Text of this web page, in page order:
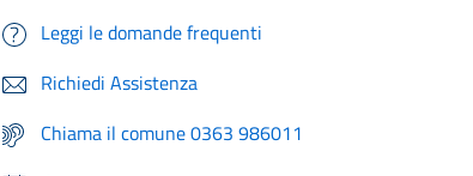
Leggi le domande frequenti
Richiedi Assistenza
Chiama il comune 0363 986011